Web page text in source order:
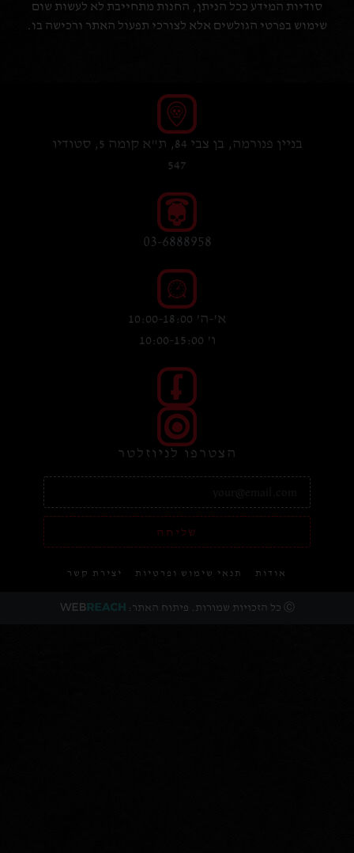
סודיות המידע ככל הניתן, החנות מתחייבת לא לעשות שום
שימוש בפרטי הגולשים אלא לצורכי תפעול האתר ורכישה בו.
בניין פנורמה, בן צבי 84, ת"א קומה 5, סטודיו
547
03-6888958
א'-ה' 10:00-18:00
ו' 10:00-15:00
הצטרפו לניוזלטר
שליחה
אודות תנאי שימוש ופרטיות יצירת קשר
Ⓒ כל הזכויות שמורות. פיתוח האתר: